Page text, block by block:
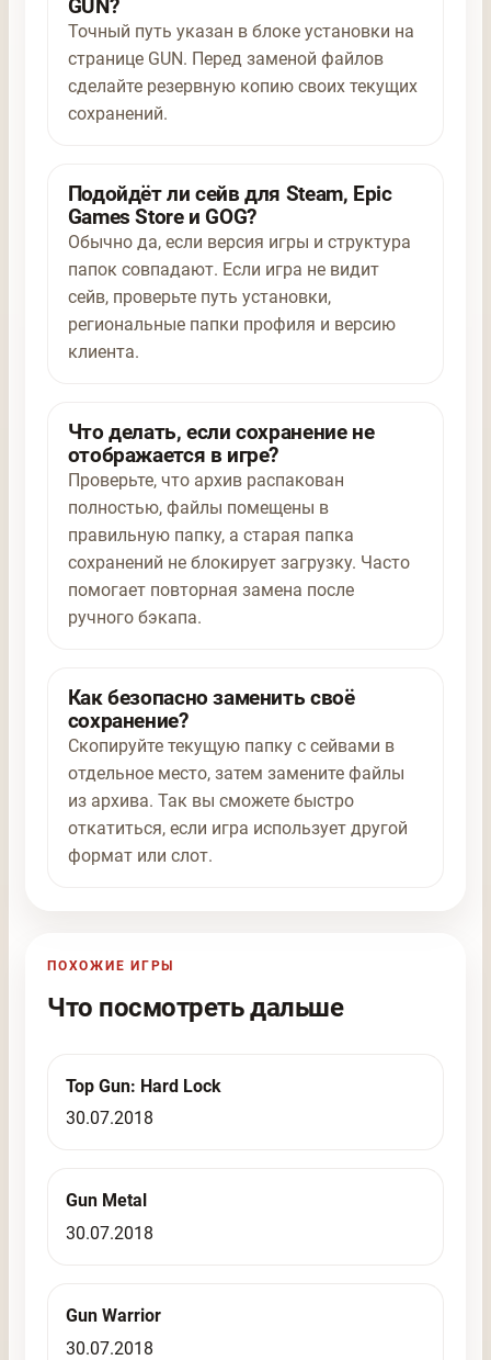
GUN?
Точный путь указан в блоке установки на
странице GUN. Перед заменой файлов
сделайте резервную копию своих текущих
сохранений.
Подойдёт ли сейв для Steam, Epic
Games Store и GOG?
Обычно да, если версия игры и структура
папок совпадают. Если игра не видит
сейв, проверьте путь установки,
региональные папки профиля и версию
клиента.
Что делать, если сохранение не
отображается в игре?
Проверьте, что архив распакован
полностью, файлы помещены в
правильную папку, а старая папка
сохранений не блокирует загрузку. Часто
помогает повторная замена после
ручного бэкапа.
Как безопасно заменить своё
сохранение?
Скопируйте текущую папку с сейвами в
отдельное место, затем замените файлы
из архива. Так вы сможете быстро
откатиться, если игра использует другой
формат или слот.
ПОХОЖИЕ ИГРЫ
Что посмотреть дальше
Top Gun: Hard Lock
30.07.2018
Gun Metal
30.07.2018
Gun Warrior
30.07.2018